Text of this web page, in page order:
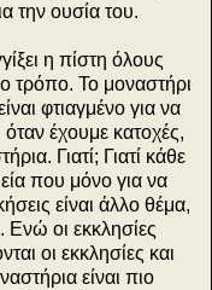
την ουσία του.
η πίστη όλους
τρόπο. Το μοναστήρι
φτιαγμένο για να
έχουμε κατοχές,
Γιατί; Γιατί κάθε
που μόνο για να
είναι άλλο θέμα,
Ενώ οι εκκλησίες
οι εκκλησίες και
είναι πιο